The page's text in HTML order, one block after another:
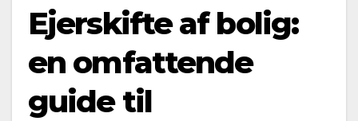
Ejerskifte af bolig:
en omfattende
guide til